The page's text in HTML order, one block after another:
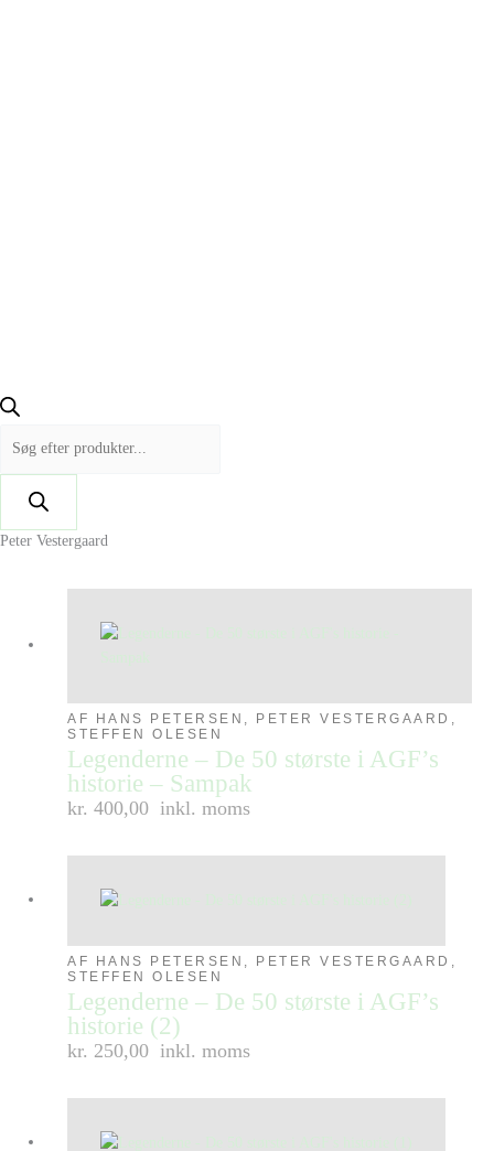
Peter Vestergaard
AF HANS PETERSEN, PETER VESTERGAARD,
STEFFEN OLESEN
Legenderne – De 50 største i AGF’s
historie – Sampak
kr. 400,00 inkl. moms
AF HANS PETERSEN, PETER VESTERGAARD,
STEFFEN OLESEN
Legenderne – De 50 største i AGF’s
historie (2)
kr. 250,00 inkl. moms